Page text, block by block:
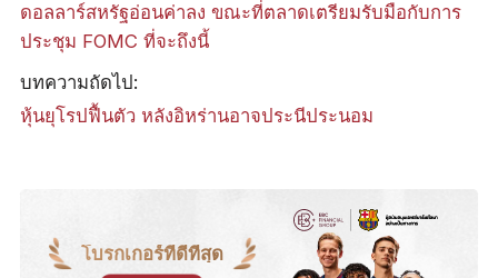
ดอลลาร์สหรัฐอ่อนค่าลง ขณะที่ตลาดเตรียมรับมือกับการ
ประชุม FOMC ที่จะถึงนี้
บทความถัดไป:
หุ้นยุโรปฟื้นตัว หลังอิหร่านอาจประนีประนอม
โบรกเกอร์ที่ดีที่สุด